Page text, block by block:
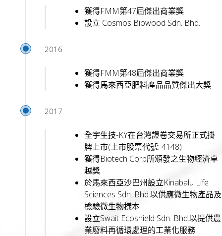
獲得FMM第47屆傑出商業獎
設立 Cosmos Biowood Sdn. Bhd.
2016
獲得FMM第48屆傑出商業獎
獲得馬來西亞肥料產品品質傑出大獎
2017
全宇生技-KY在台灣證卷交易所正式掛
牌上市(上市股票代號: 4148)
獲得Biotech Corp所頒發之生物經濟卓
越獎
於馬來西亞沙巴州設立Kinabalu Life
Sciences Sdn. Bhd.以供應微生物產品及
檢驗微生物樣本
設立Swait Ecoshield Sdn. Bhd.以提供農
業廢料再循環處理的工業化服務